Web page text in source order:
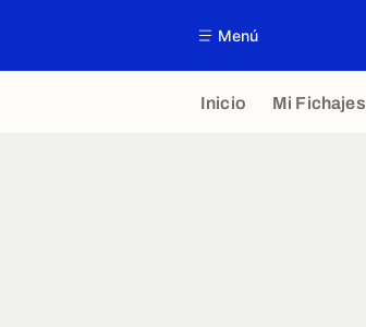
Menú
Inicio Mi Fichajes